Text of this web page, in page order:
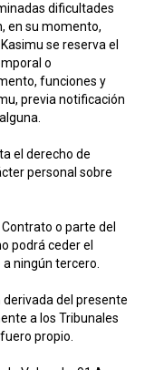
dificultades
en su momento,
se reserva el
o
funciones y
previa notificación
el derecho de
personal sobre
o parte del
podrá ceder el
ningún tercero.
del presente
a los Tribunales
propio.